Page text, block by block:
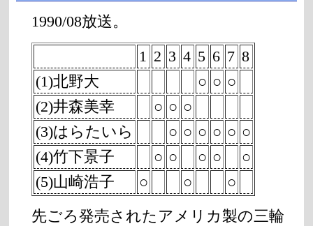
1990/08放送。
1 2 3 4 5 6 7 8
(1)北野大
○ ○ ○
(2)井森美幸
○ ○ ○
(3)はらたいら
○ ○ ○ ○ ○ ○
(4)竹下景子
○ ○ ○ ○
○
(5)山崎浩子
○ ○
○
先ごろ発売されたアメリカ製の三輪